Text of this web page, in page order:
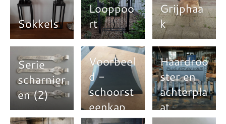
Sokkels
Looppoo
rt
Grijphaa
k
Serie
scharnier
en (2)
Voorbeel
d -
schoorst
eenkap
Haardroo
ster en
achterpla
at